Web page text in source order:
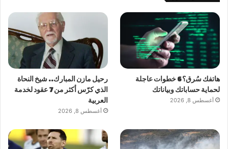
هاتفك سُرق؟ 6 خطوات عاجلة
لحماية حساباتك وبياناتك
أغسطس 8, 2026
رحيل مازن المبارك.. شيخ النحاة
الذي كرّس أكثر من 7 عقود لخدمة
العربية
أغسطس 8, 2026